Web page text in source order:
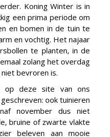
Koning Winter is in
een prima periode om
en bomen in de tuin te
en vochtig. Het najaar
te planten, in de
zolang het overdag
bevroren is.
op deze site van ons
ook tuinieren
november dus niet
bruine of zwarte vlakte
beleven aan mooie